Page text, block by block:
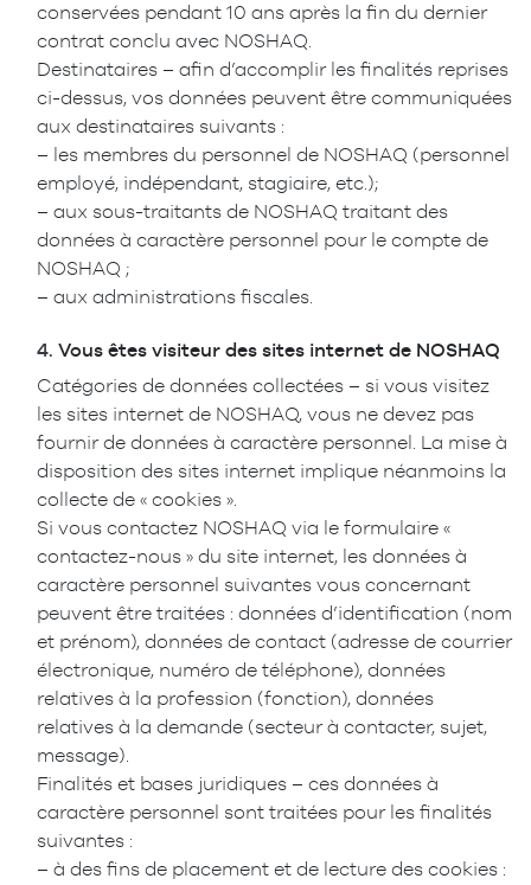
conservées pendant 10 ans après la fin du dernier
contrat conclu avec NOSHAQ.
Destinataires – afin d’accomplir les finalités reprises
ci-dessus, vos données peuvent être communiquées
aux destinataires suivants :
– les membres du personnel de NOSHAQ (personnel
employé, indépendant, stagiaire, etc.);
– aux sous-traitants de NOSHAQ traitant des
données à caractère personnel pour le compte de
NOSHAQ ;
– aux administrations fiscales.
4. Vous êtes visiteur des sites internet de NOSHAQ
Catégories de données collectées – si vous visitez
les sites internet de NOSHAQ, vous ne devez pas
fournir de données à caractère personnel. La mise à
disposition des sites internet implique néanmoins la
collecte de « cookies ».
Si vous contactez NOSHAQ via le formulaire «
contactez-nous » du site internet, les données à
caractère personnel suivantes vous concernant
peuvent être traitées : données d’identification (nom
et prénom), données de contact (adresse de courrier
électronique, numéro de téléphone), données
relatives à la profession (fonction), données
relatives à la demande (secteur à contacter, sujet,
message).
Finalités et bases juridiques – ces données à
caractère personnel sont traitées pour les finalités
suivantes :
– à des fins de placement et de lecture des cookies :